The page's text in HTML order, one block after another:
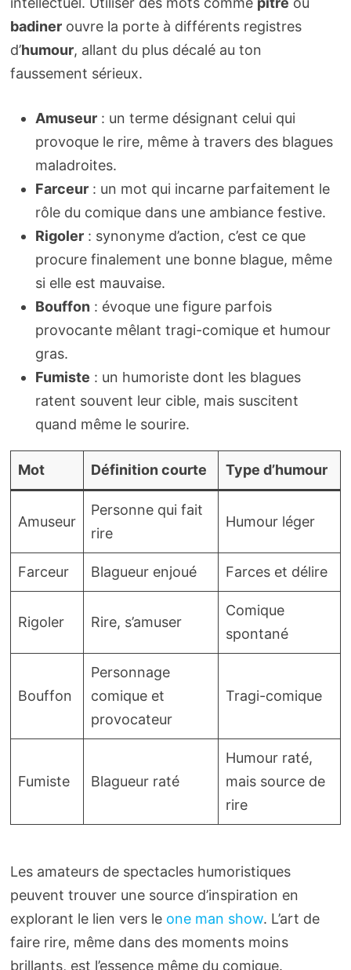
badinerouvre la porte à différents registres
d’humour, allant du plus décalé au ton
faussement sérieux.
Amuseur: un terme désignant celui qui
provoque le rire, même à travers des blagues
maladroites.
Farceur: un mot qui incarne parfaitement le
rôle du comique dans une ambiance festive.
Rigoler: synonyme d’action, c’est ce que
procure finalement une bonne blague, même
si elle est mauvaise.
Bouffon : évoque une figure parfois
provocante mêlant tragi-comique et humour
gras.
Fumiste : un humoriste dont les blagues
ratent souvent leur cible, mais suscitent
quand même le sourire.
Mot Définition courte Type d’humour
Amuseur
Personne qui fait
rire
Humour léger
Farceur Blagueur enjoué Farces et délire
Rigoler Rire, s’amuser
Comique
spontané
Bouffon
Personnage
comique et
provocateur
Tragi-comique
Fumiste Blagueur raté
Humour raté,
mais source de
rire
Les amateurs de spectacles humoristiques
peuvent trouver une source d’inspiration en
explorant le lien vers le one man show. L’art de
faire rire, même dans des moments moins
brillants, est l’essence même du comique.